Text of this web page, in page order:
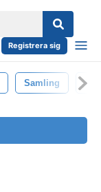
Registrera sig
Samling